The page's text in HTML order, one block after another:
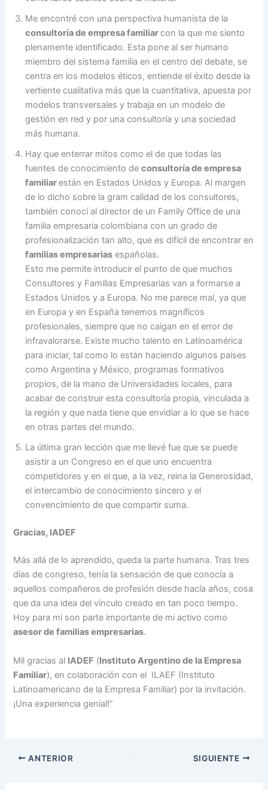
Me encontré con una perspectiva humanista de la
consultoría de empresa familiarcon la que me siento
plenamente identificado. Esta pone al ser humano
miembro del sistema familia en el centro del debate, se
centra en los modelos éticos, entiende el éxito desde la
vertiente cualitativa más que la cuantitativa, apuesta por
modelos transversales y trabaja en un modelo de
gestión en red y por una consultoría y una sociedad
más humana.
Hay que enterrar mitos como el de que todas las
fuentes de conocimiento deconsultoría de empresa
familiarestán en Estados Unidos y Europa. Al margen
de lo dicho sobre la gram calidad de los consultores,
también conocí al director de un Family Office de una
familia empresaria colombiana con un grado de
profesionalización tan alto, que es difícil de encontrar en
familias empresarias españolas.
Esto me permite introducir el punto de que muchos
Consultores y Familias Empresarias van a formarse a
Estados Unidos y a Europa. No me parece mal, ya que
en Europa y en España tenemos magníficos
profesionales, siempre que no caigan en el error de
infravalorarse. Existe mucho talento en Latinoamérica
para iniciar, tal como lo están haciendo algunos países
como Argentina y México, programas formativos
propios, de la mano de Universidades locales, para
acabar de construir esta consultoría propia, vinculada a
la región y que nada tiene que envidiar a lo que se hace
en otras partes del mundo.
La última gran lección que me llevé fue que se puede
asistir a un Congreso en el que uno encuentra
competidores y en el que, a la vez, reina la Generosidad,
el intercambio de conocimiento sincero y el
convencimiento de que compartir suma.
Gracias, IADEF
Más allá de lo aprendido, queda la parte humana. Tras tres
días de congreso, tenía la sensación de que conocía a
aquellos compañeros de profesión desde hacía años, cosa
que da una idea del vínculo creado en tan poco tiempo.
Hoy para mi son parte importante de mi activo como
asesor de familias empresarias.
Mil gracias al IADEF (Instituto Argentino de la Empresa
Familiar), en colaboración con el ILAEF (Instituto
Latinoamericano de la Empresa Familiar) por la invitación.
¡Una experiencia genial!”
ANTERIOR SIGUIENTE